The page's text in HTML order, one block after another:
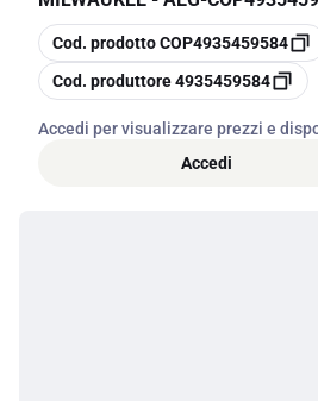
copia
Cod. prodottoCOP4935459584
copia
Cod. produttore4935459584
Accedi per visualizzare prezzi e
Accedi